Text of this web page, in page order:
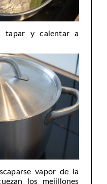
tapar y calentar a
vapor de la
los mejillones